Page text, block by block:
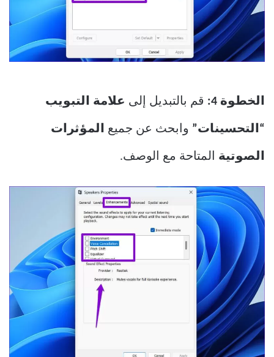
الخطوة 4: قم بالتبديل إلى علامة التبويب
“التحسينات” وابحث عن جميع المؤثرات
الصوتية المتاحة مع الوصف.